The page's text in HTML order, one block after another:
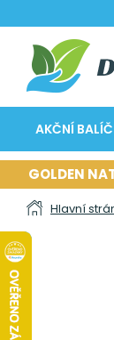
AKČNÍ
GOLDEN
Hlavní